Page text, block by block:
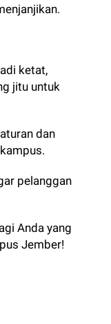
ketat,
jitu untuk
dan
pelanggan
Anda yang
Jember!